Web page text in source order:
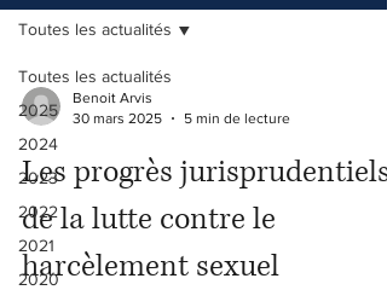
Toutes les actualités
2025
2024
2023
2022
2021
2020
Toutes les actualités
Benoit Arvis
30 mars 2025
5 min de lecture
Les progrès jurisprudentiels
de la lutte contre le
harcèlement sexuel